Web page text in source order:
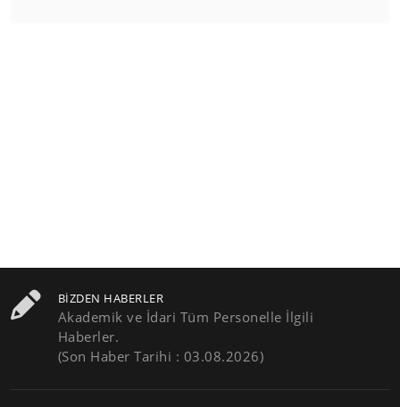
BIZDEN HABERLER
Akademik ve İdari Tüm Personelle İlgili
Haberler.
(Son Haber Tarihi : 03.08.2026)